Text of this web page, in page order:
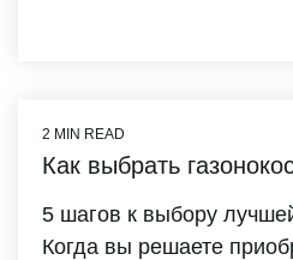
2 MIN READ
Как выбрать
5 шагов к выбору
Когда вы решаете